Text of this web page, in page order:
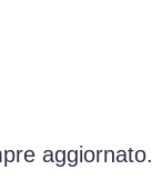
aggiornato.